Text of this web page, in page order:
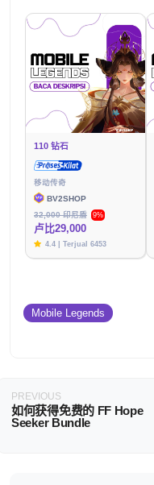
110 钻石
移动传奇
BV2SHOP
32,000 印尼盾
9%
卢比29,000
4.4 | Terjual 6453
Mobile Legends
PREVIOUS
如何获得免费的 FF Hope
Seeker Bundle